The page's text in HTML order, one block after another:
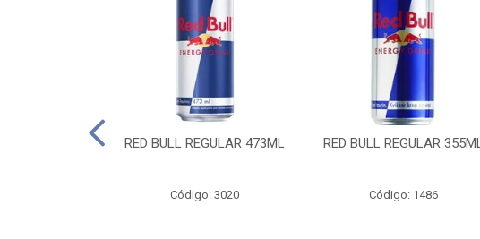
RED BULL REGULAR 473ML
Código: 3020
RED BULL REGULAR 355ML
Código: 1486